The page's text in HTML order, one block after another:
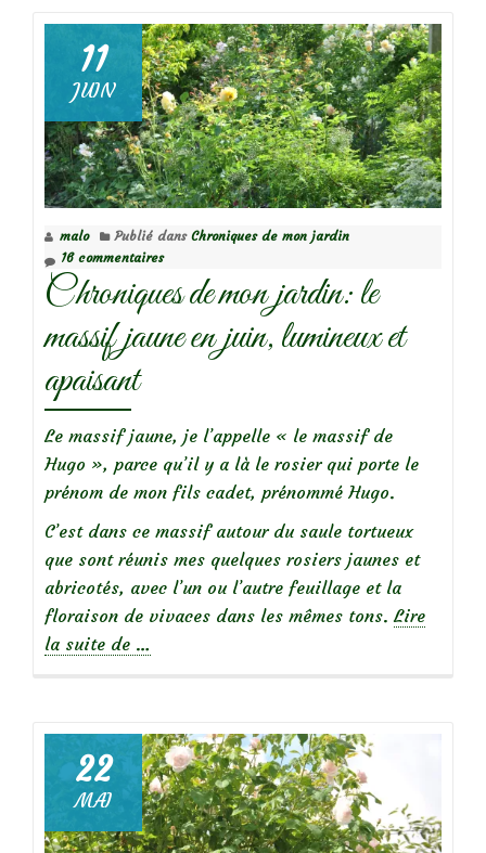
L’amélanchier,
un
délice,
une
beauté!
11
JUIN
malo Publié dans Chroniques de mon jardin
16 commentaires
Chroniques de mon jardin: le
massif jaune en juin, lumineux et
apaisant
Le massif jaune, je l’appelle « le massif de
Hugo », parce qu’il y a là le rosier qui porte le
prénom de mon fils cadet, prénommé Hugo.
C’est dans ce massif autour du saule tortueux
que sont réunis mes quelques rosiers jaunes et
abricotés, avec l’un ou l’autre feuillage et la
floraison de vivaces dans les mêmes tons. Lire
la suite de à
mon
jardin:
le
massif
…
22
MAI